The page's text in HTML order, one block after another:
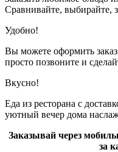
Сравнивайте, выбирайте,
Удобно!
Вы можете оформить
просто позвоните и
Вкусно!
Еда из ресторана с
уютный вечер дома
Заказывай через
за